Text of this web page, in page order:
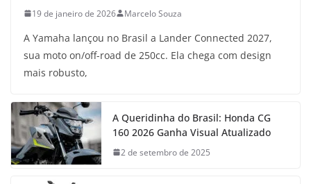
19 de janeiro de 2026 Marcelo Souza
A Yamaha lançou no Brasil a Lander Connected 2027,
sua moto on/off-road de 250cc. Ela chega com design
mais robusto,
A Queridinha do Brasil: Honda CG
160 2026 Ganha Visual Atualizado
2 de setembro de 2025